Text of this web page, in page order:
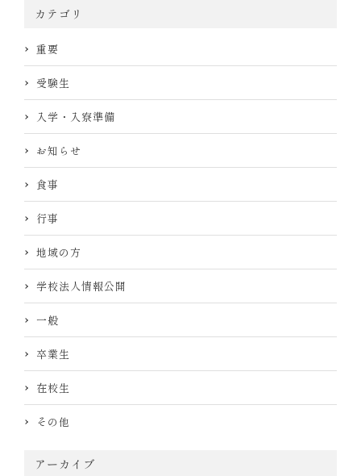
カテゴリ
重要
受験生
入学・入寮準備
お知らせ
食事
行事
地域の方
学校法人情報公開
一般
卒業生
在校生
その他
アーカイブ